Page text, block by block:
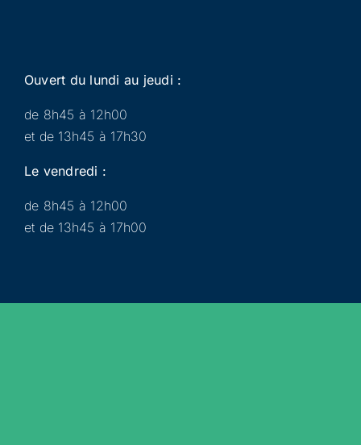
Ouvert du lundi au jeudi :
de 8h45 à 12h00
et de 13h45 à 17h30
Le vendredi :
de 8h45 à 12h00
et de 13h45 à 17h00